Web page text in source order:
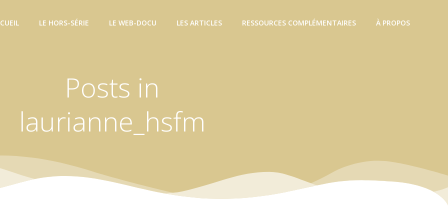
LE HORS-SÉRIE LE WEB-DOCU LES ARTICLES RESSOURCES COMPLÉMENTAIRES À PROPOS
Posts in
laurianne_hsfm